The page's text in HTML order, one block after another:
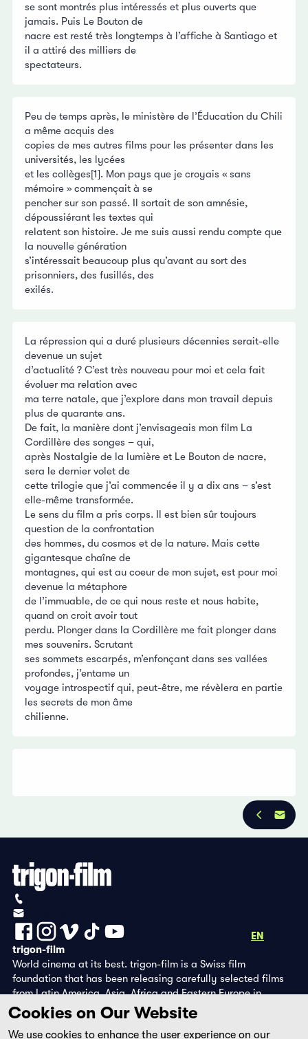
se sont montrés plus intéressés et plus ouverts que
jamais. Puis Le Bouton de
nacre est resté très longtemps à l’affiche à Santiago et
il a attiré des milliers de
spectateurs.
Peu de temps après, le ministère de l’Éducation du Chili
a même acquis des
copies de mes autres films pour les présenter dans les
universités, les lycées
et les collèges[1]. Mon pays que je croyais « sans
mémoire » commençait à se
pencher sur son passé. Il sortait de son amnésie,
dépoussiérant les textes qui
relatent son histoire. Je me suis aussi rendu compte que
la nouvelle génération
s’intéressait beaucoup plus qu’avant au sort des
prisonniers, des fusillés, des
exilés.
La répression qui a duré plusieurs décennies serait-elle
devenue un sujet
d’actualité ? C’est très nouveau pour moi et cela fait
évoluer ma relation avec
ma terre natale, que j’explore dans mon travail depuis
plus de quarante ans.
De fait, la manière dont j’envisageais mon film La
Cordillère des songes – qui,
après Nostalgie de la lumière et Le Bouton de nacre,
sera le dernier volet de
cette trilogie que j’ai commencée il y a dix ans – s’est
elle-même transformée.
Le sens du film a pris corps. Il est bien sûr toujours
question de la confrontation
des hommes, du cosmos et de la nature. Mais cette
gigantesque chaîne de
montagnes, qui est au coeur de mon sujet, est pour moi
devenue la métaphore
de l’immuable, de ce qui nous reste et nous habite,
quand on croit avoir tout
perdu. Plonger dans la Cordillère me fait plonger dans
mes souvenirs. Scrutant
ses sommets escarpés, m’enfonçant dans ses vallées
profondes, j’entame un
voyage introspectif qui, peut-être, me révèlera en partie
les secrets de mon âme
chilienne.
EN
trigon-film
World cinema at its best. trigon-film is a Swiss film
foundation that has been releasing carefully selected films
from Latin America, Asia, Africa and Eastern Europe in
cinemas since 1988 and operates its own DVD edition and the
streaming platform filmingo.
Cookies on Our Website
We use cookies to enhance the user experience on our